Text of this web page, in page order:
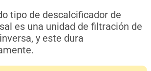
tipo de descalcificador de
es una unidad de filtración de
y este dura